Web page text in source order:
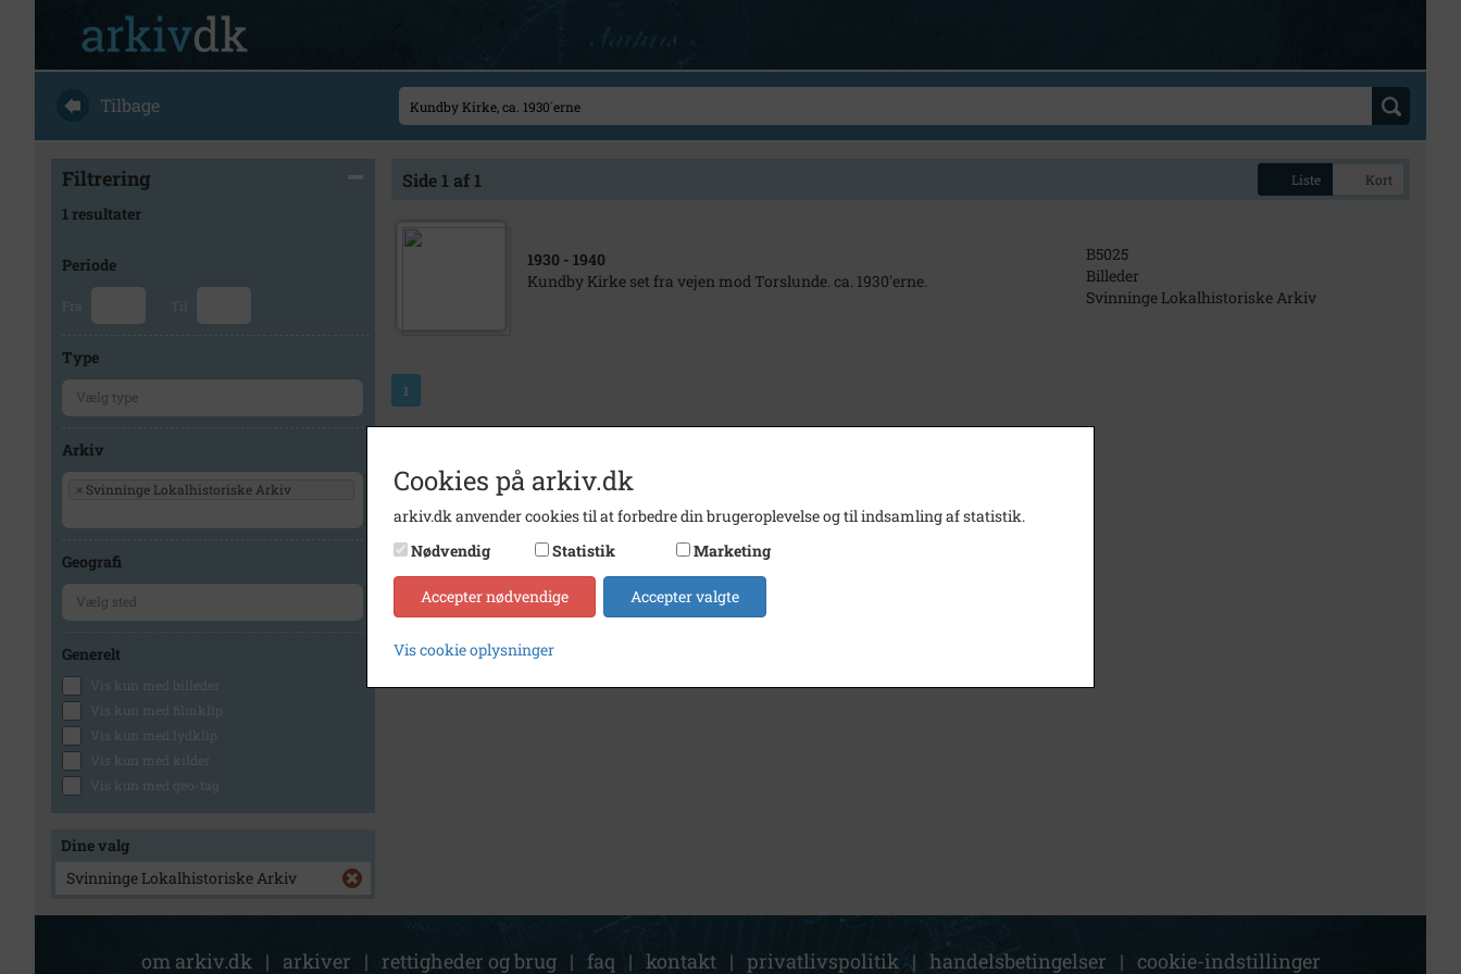
Tilbage
Filtrering
1 resultater
Periode
Fra Til
Type
Arkiv
× Svinninge Lokalhistoriske Arkiv
Geografi
Generelt
Vis kun med billeder
Vis kun med filmklip
Vis kun med lydklip
Vis kun med kilder
Vis kun med geo-tag
Dine valg
Svinninge Lokalhistoriske Arkiv
Side 1 af 1 Liste Kort
1930 - 1940
Kundby Kirke set fra vejen mod Torslunde. ca. 1930'erne.
B5025
Billeder
Svinninge Lokalhistoriske Arkiv
1
om arkiv.dk | arkiver | rettigheder og brug | faq | kontakt | privatlivspolitik | handelsbetingelser | cookie-indstillinger
Cookies på arkiv.dk
arkiv.dk anvender cookies til at forbedre din brugeroplevelse og til indsamling af statistik.
Nødvendig
Statistik Marketing
Accepter nødvendige Accepter valgte
Vis cookie oplysninger